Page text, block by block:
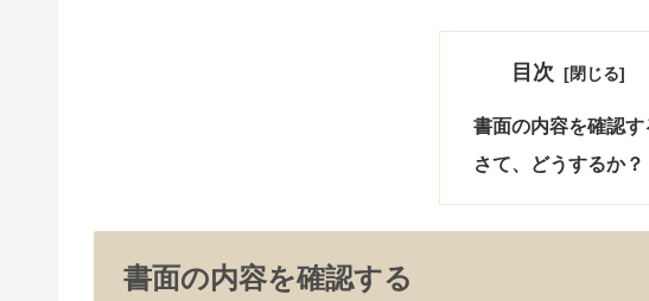
目次
書面の内容を確認す
さて、どうするか？
書面の内容を確認する